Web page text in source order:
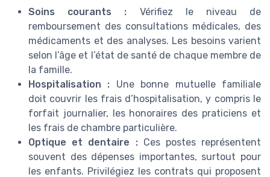
Soins courants : Vérifiez le niveau de
remboursement des consultations médicales, des
médicaments et des analyses. Les besoins varient
selon l’âge et l’état de santé de chaque membre de
la famille.
Hospitalisation : Une bonne mutuelle familiale
doit couvrir les frais d’hospitalisation, y compris le
forfait journalier, les honoraires des praticiens et
les frais de chambre particulière.
Optique et dentaire :Ces postes représentent
souvent des dépenses importantes, surtout pour
les enfants. Privilégiez les contrats qui proposent